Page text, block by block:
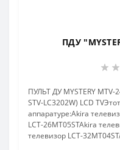
ПДУ
ПУЛЬТ ДУ MYSTERY MTV-
STV-LC3202W) LCD
аппаратуре:Akira
LCT-26MT05STAkira
телевизор LCT-